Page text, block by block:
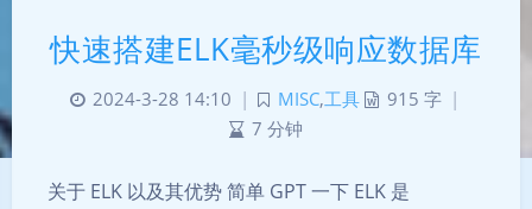
快速搭建ELK毫秒级响应数据库
2024-3-28 14:10 | MISC,工具 915 字 |
7 分钟
关于 ELK 以及其优势 简单 GPT 一下 ELK 是